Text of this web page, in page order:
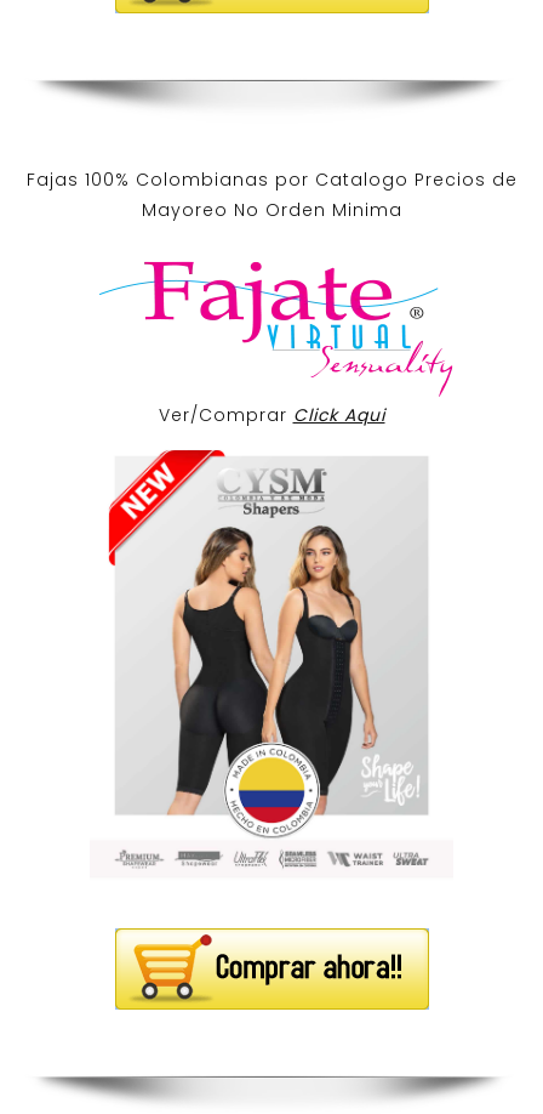
Fajas 100% Colombianas por Catalogo Precios de
Mayoreo No Orden Minima
Ver/Comprar Click Aqui